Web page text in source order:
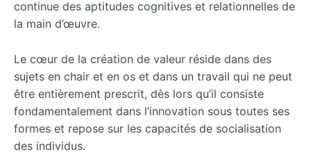
continue des aptitudes cognitives et relationnelles de
la main d’œuvre.
Le cœur de la création de valeur réside dans des
sujets en chair et en os et dans un travail qui ne peut
être entièrement prescrit, dès lors qu’il consiste
fondamentalement dans l’innovation sous toutes ses
formes et repose sur les capacités de socialisation
des individus.